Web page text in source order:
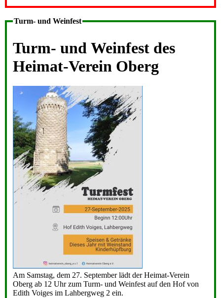
Turm- und Weinfest
Turm- und Weinfest des
Heimat-Verein Oberg
Am Samstag, dem 27. September lädt der Heimat-Verein
Oberg ab 12 Uhr zum Turm- und Weinfest auf den Hof von
Edith Voiges im Lahbergweg 2 ein.